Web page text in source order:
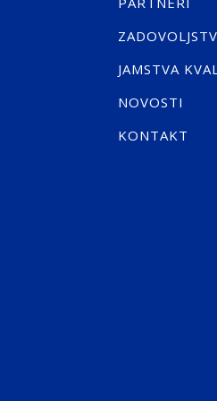
JAMSTVA
NOVOSTI
KONTAKT